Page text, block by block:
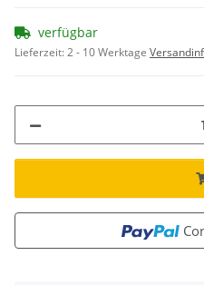
verfügbar
Lieferzeit:2 - 10 Werktage